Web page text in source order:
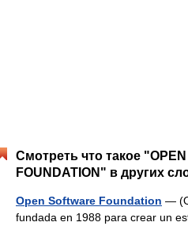
Смотреть что такое "OPEN
FOUNDATION" в других
Open Software Foundation —
fundada en 1988 para crear un